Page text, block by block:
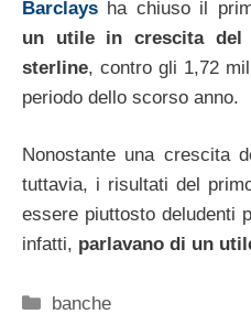
Barclays ha chiuso il
un utile in crescita del
sterline, contro gli 1,72
periodo dello scorso anno.
Nonostante una crescita
tuttavia, i risultati del
essere piuttosto deludenti
infatti, parlavano di un
Categorie
banche